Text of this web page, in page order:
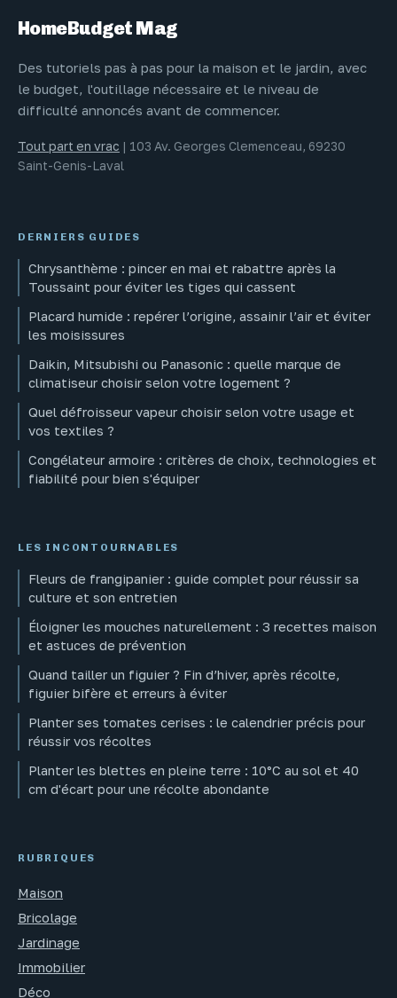
HomeBudget Mag
Des tutoriels pas à pas pour la maison et le jardin, avec
le budget, l'outillage nécessaire et le niveau de
difficulté annoncés avant de commencer.
Tout part en vrac | 103 Av. Georges Clemenceau, 69230
Saint-Genis-Laval
DERNIERS GUIDES
Chrysanthème : pincer en mai et rabattre après la
Toussaint pour éviter les tiges qui cassent
Placard humide : repérer l’origine, assainir l’air et éviter
les moisissures
Daikin, Mitsubishi ou Panasonic : quelle marque de
climatiseur choisir selon votre logement ?
Quel défroisseur vapeur choisir selon votre usage et
vos textiles ?
Congélateur armoire : critères de choix, technologies et
fiabilité pour bien s'équiper
LES INCONTOURNABLES
Fleurs de frangipanier : guide complet pour réussir sa
culture et son entretien
Éloigner les mouches naturellement : 3 recettes maison
et astuces de prévention
Quand tailler un figuier ? Fin d’hiver, après récolte,
figuier bifère et erreurs à éviter
Planter ses tomates cerises : le calendrier précis pour
réussir vos récoltes
Planter les blettes en pleine terre : 10°C au sol et 40
cm d'écart pour une récolte abondante
RUBRIQUES
Maison
Bricolage
Jardinage
Immobilier
Déco